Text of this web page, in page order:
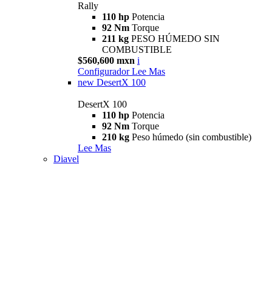
Rally
110 hp Potencia
92 Nm Torque
211 kg PESO HÚMEDO SIN
COMBUSTIBLE
$560,600 mxn i
Configurador Lee Mas
new DesertX 100
DesertX 100
110 hp Potencia
92 Nm Torque
210 kg Peso húmedo (sin combustible)
Lee Mas
Diavel